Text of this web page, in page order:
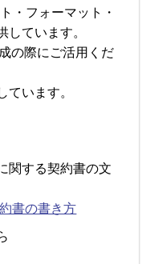
・フォーマット・
しています。
の際にご活用くだ
ています。
関する契約書の文
書の書き方